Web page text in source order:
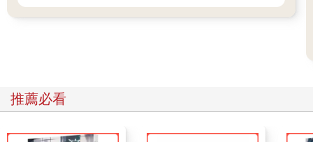
推薦必看